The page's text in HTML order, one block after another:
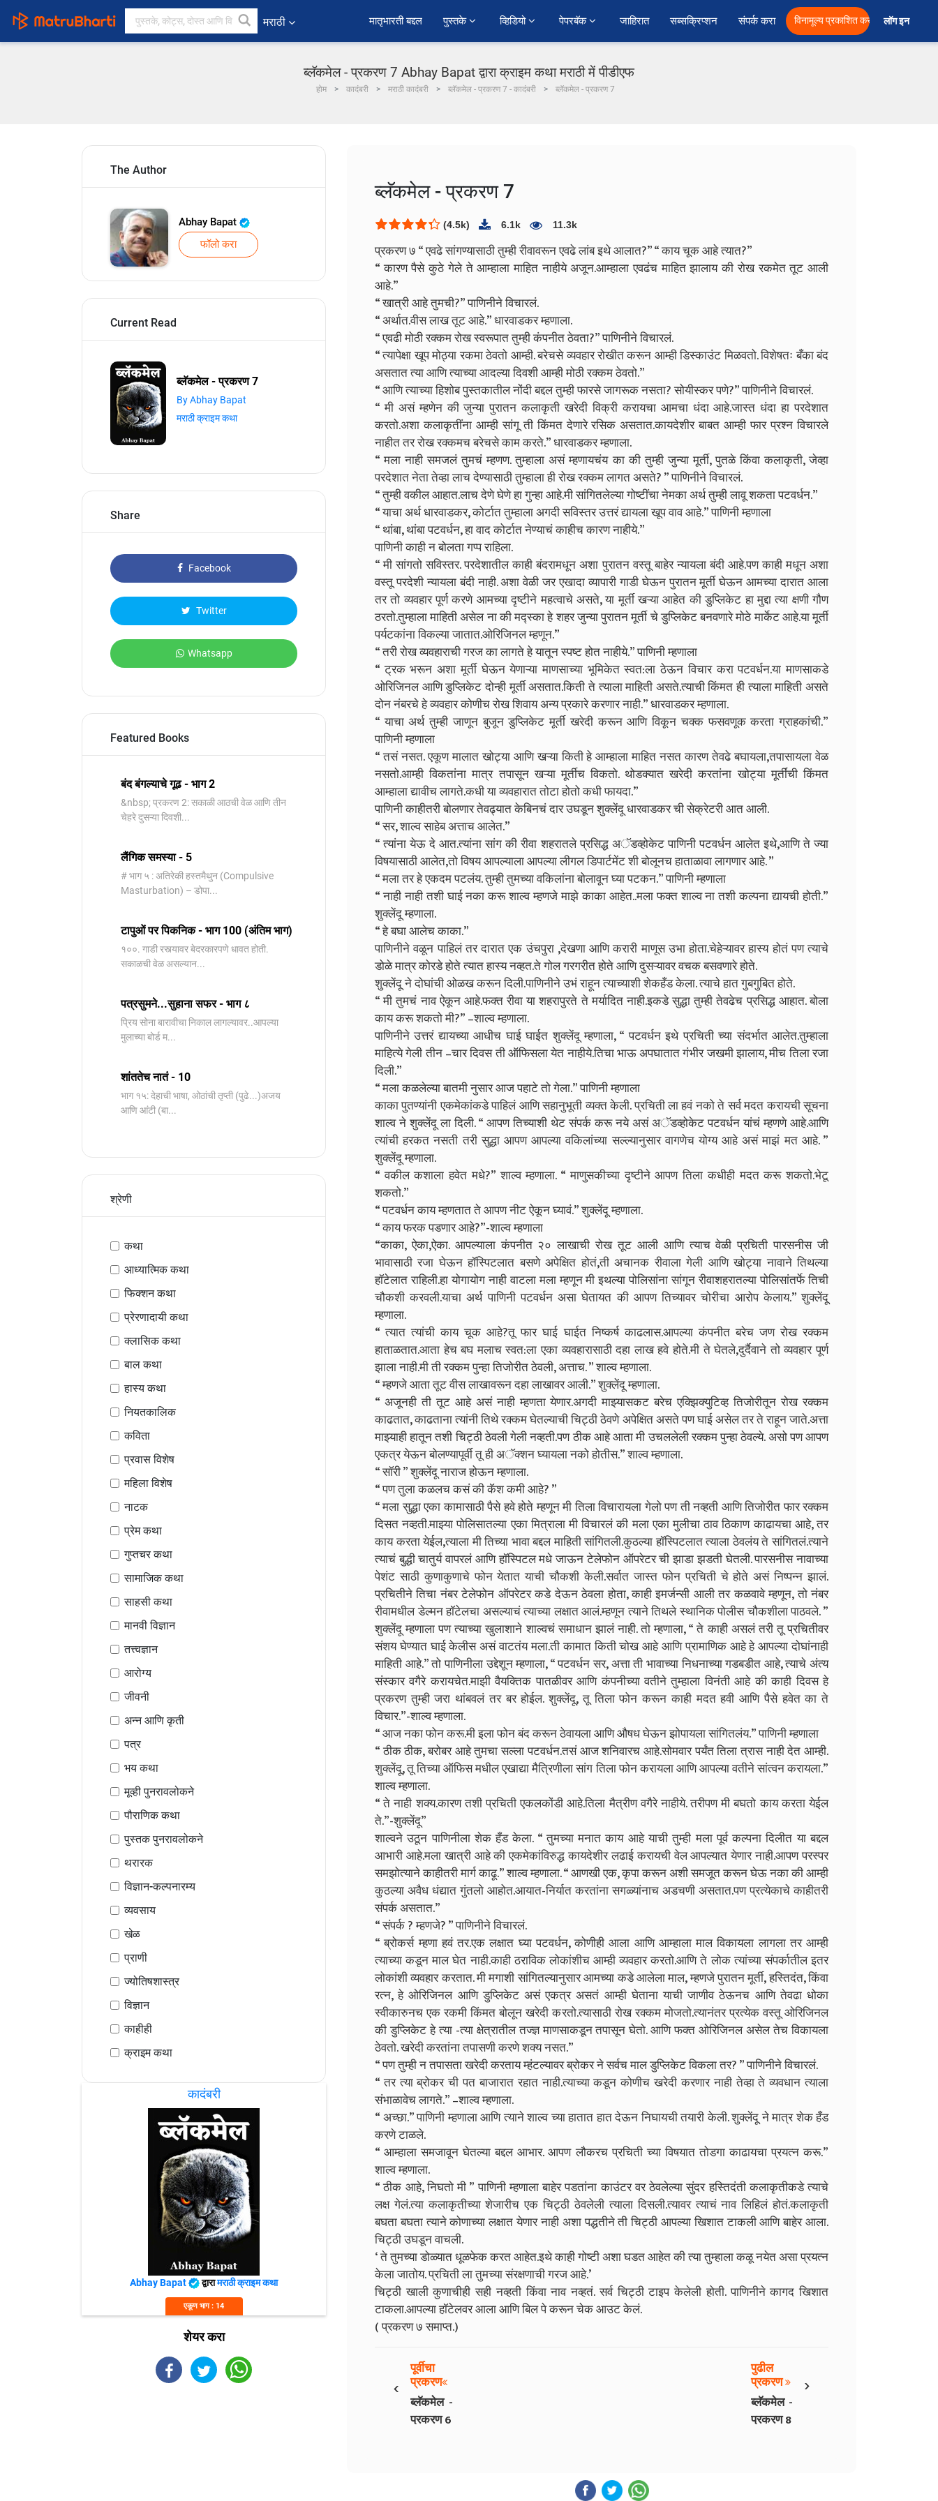
मराठी ﻿मातृभारती बद्दल पुस्तके व्हिडियो पेपरबॅक जाहिरात सब्सक्रिप्शन संपर्क करा विनामूल्य प्रकाशित करा लॉग इन
ब्लॅकमेल - प्रकरण 7 Abhay Bapat द्वारा क्राइम कथा मराठी में पीडीएफ
होम कादंबरी मराठी कादंबरी ब्लॅकमेल - प्रकरण 7 - कादंबरी ब्लॅकमेल - प्रकरण 7
The Author
Abhay Bapat
फॉलो करा
Current Read
ब्लॅकमेल - प्रकरण 7
By Abhay Bapat
मराठी क्राइम कथा
Share
Facebook
Twitter
Whatsapp
Featured Books
बंद बंगल्याचे गूढ - भाग 2
&nbsp; प्रकरण 2: सकाळी आठची वेळ आणि तीन
चेहरे दुसऱ्या दिवशी...
लैंगिक समस्या - 5
# भाग ५ : अतिरेकी हस्तमैथुन (Compulsive
Masturbation) – डोपा...
टापुओं पर पिकनिक - भाग 100 (अंतिम भाग)
१००. गाडी रस्त्यावर बेदरकारपणे धावत होती.
सकाळची वेळ असल्यान...
पत्रसुमने...सुहाना सफर - भाग ८
प्रिय सोना बारावीचा निकाल लागल्यावर..आपल्या
मुलाच्या बोर्ड म...
शांततेच नातं - 10
भाग १५: देहाची भाषा, ओठांची तृप्ती (पुढे...)अजय
आणि आंटी (बा...
श्रेणी
कथा
आध्यात्मिक कथा
फिक्शन कथा
प्रेरणादायी कथा
क्लासिक कथा
बाल कथा
हास्य कथा
नियतकालिक
कविता
प्रवास विशेष
महिला विशेष
नाटक
प्रेम कथा
गुप्तचर कथा
सामाजिक कथा
साहसी कथा
मानवी विज्ञान
तत्त्वज्ञान
आरोग्य
जीवनी
अन्न आणि कृती
पत्र
भय कथा
मूव्ही पुनरावलोकने
पौराणिक कथा
पुस्तक पुनरावलोकने
थरारक
विज्ञान-कल्पनारम्य
व्यवसाय
खेळ
प्राणी
ज्योतिषशास्त्र
विज्ञान
काहीही
क्राइम कथा
कादंबरी
Abhay Bapat द्वारामराठी क्राइम कथा
एकूण भाग : 14
शेयर करा
ब्लॅकमेल - प्रकरण 7
(4.5k) 6.1k 11.3k
प्रकरण ७“ एवढे सांगण्यासाठी तुम्ही रीवावरून एवढे लांब इथे आलात?”“ काय चूक आहे त्यात?”
“ कारण पैसे कुठे गेले ते आम्हाला माहित नाहीये अजून.आम्हाला एवढंच माहित झालाय की रोख रकमेत तूट आली
आहे.”
“ खात्री आहे तुमची?” पाणिनीने विचारलं.
“ अर्थात.वीस लाख तूट आहे.” धारवाडकर म्हणाला.
“ एवढी मोठी रक्कम रोख स्वरूपात तुम्ही कंपनीत ठेवता?” पाणिनीने विचारलं.
“ त्यापेक्षा खूप मोठ्या रकमा ठेवतो आम्ही. बरेचसे व्यवहार रोखीत करून आम्ही डिस्काउंट मिळवतो. विशेषतः बँका बंद
असतात त्या आणि त्याच्या आदल्या दिवशी आम्ही मोठी रक्कम ठेवतो.”
“ आणि त्याच्या हिशोब पुस्तकातील नोंदी बद्दल तुम्ही फारसे जागरूक नसता? सोयीस्कर पणे?” पाणिनीने विचारलं.
“ मी असं म्हणेन की जुन्या पुरातन कलाकृती खरेदी विक्री करायचा आमचा धंदा आहे.जास्त धंदा हा परदेशात
करतो.अशा कलाकृतींना आम्ही सांगू ती किंमत देणारे रसिक असतात.कायदेशीर बाबत आम्ही फार प्रश्न विचारले
नाहीत तर रोख रक्कमच बरेचसे काम करते.” धारवाडकर म्हणाला.
“ मला नाही समजलं तुमचं म्हणण. तुम्हाला असं म्हणायचंय का की तुम्ही जुन्या मूर्ती, पुतळे किंवा कलाकृती, जेव्हा
परदेशात नेता तेव्हा लाच देण्यासाठी तुम्हाला ही रोख रक्कम लागत असते? ” पाणिनीने विचारलं.
“ तुम्ही वकील आहात.लाच देणे घेणे हा गुन्हा आहे.मी सांगितलेल्या गोष्टींचा नेमका अर्थ तुम्ही लावू शकता पटवर्धन.”
“ याचा अर्थ धारवाडकर, कोर्टात तुम्हाला अगदी सविस्तर उत्तरं द्यायला खूप वाव आहे.” पाणिनी म्हणाला
“ थांबा, थांबा पटवर्धन, हा वाद कोर्टात नेण्याचं काहीच कारण नाहीये.”
पाणिनी काही न बोलता गप्प राहिला.
“ मी सांगतो सविस्तर. परदेशातील काही बंदरामधून अशा पुरातन वस्तू बाहेर न्यायला बंदी आहे.पण काही मधून अशा
वस्तू परदेशी न्यायला बंदी नाही. अशा वेळी जर एखादा व्यापारी गाडी घेऊन पुरातन मूर्ती घेऊन आमच्या दारात आला
तर तो व्यवहार पूर्ण करणे आमच्या दृष्टीने महत्वाचे असते, या मूर्ती खऱ्या आहेत की डुप्लिकेट हा मुद्दा त्या क्षणी गौण
ठरतो.तुम्हाला माहिती असेल ना की मद्स्का हे शहर जुन्या पुरातन मूर्ती चे डुप्लिकेट बनवणारे मोठे मार्केट आहे.या मूर्ती
पर्यटकांना विकल्या जातात.ओरिजिनल म्हणून.”
“ तरी रोख व्यवहाराची गरज का लागते हे यातून स्पष्ट होत नाहीये.” पाणिनी म्हणाला
“ ट्रक भरून अशा मूर्ती घेऊन येणाऱ्या माणसाच्या भूमिकेत स्वत:ला ठेऊन विचार करा पटवर्धन.या माणसाकडे
ओरिजिनल आणि डुप्लिकेट दोन्ही मूर्ती असतात.किती ते त्याला माहिती असते.त्याची किंमत ही त्याला माहिती असते
दोन नंबरचे हे व्यवहार कोणीच रोख शिवाय अन्य प्रकारे करणार नाही.” धारवाडकर म्हणाला.
“ याचा अर्थ तुम्ही जाणून बुजून डुप्लिकेट मूर्ती खरेदी करून आणि विकून चक्क फसवणूक करता ग्राहकांची.”
पाणिनी म्हणाला
“ तसं नसत. एकूण मालात खोट्या आणि खऱ्या किती हे आम्हाला माहित नसत कारण तेवढे बघायला,तपासायला वेळ
नसतो.आम्ही विकतांना मात्र तपासून खऱ्या मूर्तीच विकतो. थोडक्यात खरेदी करतांना खोट्या मूर्तींची किंमत
आम्हाला द्यावीच लागते.कधी या व्यवहारात तोटा होतो कधी फायदा.”
पाणिनी काहीतरी बोलणार तेवढ्यात केबिनचं दार उघडून शुक्लेंदू धारवाडकर ची सेक्रेटरी आत आली.
“ सर, शाल्व साहेब अत्ताच आलेत.”
“ त्यांना येऊ दे आत.त्यांना सांग की रीवा शहरातले प्रसिद्ध अॅडव्होकेट पाणिनी पटवर्धन आलेत इथे,आणि ते ज्या
विषयासाठी आलेत,तो विषय आपल्याला आपल्या लीगल डिपार्टमेंट शी बोलूनच हाताळावा लागणार आहे. ”
“ मला तर हे एकदम पटलंय. तुम्ही तुमच्या वकिलांना बोलावून घ्या पटकन.” पाणिनी म्हणाला
“ नाही नाही तशी घाई नका करू शाल्व म्हणजे माझे काका आहेत..मला फक्त शाल्व ना तशी कल्पना द्यायची होती.”
शुक्लेंदू म्हणाला.
“ हे बघा आलेच काका.”
पाणिनीने वळून पाहिलं तर दारात एक उंचपुरा ,देखणा आणि करारी माणूस उभा होता.चेहेऱ्यावर हास्य होतं पण त्याचे
डोळे मात्र कोरडे होते त्यात हास्य नव्हत.ते गोल गरगरीत होते आणि दुसऱ्यावर वचक बसवणारे होते.
शुक्लेंदू ने दोघांची ओळख करून दिली.पाणिनीने उभं राहून त्याच्याशी शेकहँड केला. त्याचे हात गुबगुबित होते.
“ मी तुमचं नाव ऐकून आहे.फक्त रीवा या शहरापुरते ते मर्यादित नाही.इकडे सुद्धा तुम्ही तेवढेच प्रसिद्ध आहात. बोला
काय करू शकतो मी?” –शाल्व म्हणाला.
पाणिनीने उत्तरं द्यायच्या आधीच घाई घाईत शुक्लेंदू म्हणाला, “ पटवर्धन इथे प्रचिती च्या संदर्भात आलेत.तुम्हाला
माहित्ये गेली तीन –चार दिवस ती ऑफिसला येत नाहीये.तिचा भाऊ अपघातात गंभीर जखमी झालाय, मीच तिला रजा
दिली.”
“ मला कळलेल्या बातमी नुसार आज पहाटे तो गेला.” पाणिनी म्हणाला
काका पुतण्यांनी एकमेकांकडे पाहिलं आणि सहानुभूती व्यक्त केली. प्रचिती ला हवं नको ते सर्व मदत करायची सूचना
शाल्व ने शुक्लेंदू ला दिली. “ आपण तिच्याशी थेट संपर्क करू नये असं अॅडव्होकेट पटवर्धन यांचं म्हणणे आहे.आणि
त्यांची हरकत नसती तरी सुद्धा आपण आपल्या वकिलांच्या सल्ल्यानुसार वागणेच योग्य आहे असं माझं मत आहे. ”
शुक्लेंदू म्हणाला.
“ वकील कशाला हवेत मधे?” शाल्व म्हणाला. “ माणुसकीच्या दृष्टीने आपण तिला कधीही मदत करू शकतो.भेटू
शकतो.”
“ पटवर्धन काय म्हणतात ते आपण नीट ऐकून घ्यावं.” शुक्लेंदू म्हणाला.
“ काय फरक पडणार आहे?”-शाल्व म्हणाला
“काका, ऐका,ऐका. आपल्याला कंपनीत २० लाखाची रोख तूट आली आणि त्याच वेळी प्रचिती पारसनीस जी
भावासाठी रजा घेऊन हॉस्पिटलात बसणे अपेक्षित होतं,ती अचानक रीवाला गेली आणि खोट्या नावाने तिथल्या
हॉटेलात राहिली.हा योगायोग नाही वाटला मला म्हणून मी इथल्या पोलिसांना सांगून रीवाशहरातल्या पोलिसांतर्फे तिची
चौकशी करवली.याचा अर्थ पाणिनी पटवर्धन असा घेतायत की आपण तिच्यावर चोरीचा आरोप केलाय.” शुक्लेंदू
म्हणाला.
“ त्यात त्यांची काय चूक आहे?तू फार घाई घाईत निष्कर्ष काढलास.आपल्या कंपनीत बरेच जण रोख रक्कम
हाताळतात.आता हेच बघ मलाच स्वत:ला एका व्यवहारासाठी दहा लाख हवे होते.मी ते घेतले,दुर्दैवाने तो व्यवहार पूर्ण
झाला नाही.मी ती रक्कम पुन्हा तिजोरीत ठेवली, अत्ताच. ” शाल्व म्हणाला.
“ म्हणजे आता तूट वीस लाखावरून दहा लाखावर आली.” शुक्लेंदू म्हणाला.
“ अजूनही ती तूट आहे असं नाही म्हणता येणार.अगदी माझ्यासकट बरेच एक्झिक्युटिव्ह तिजोरीतून रोख रक्कम
काढतात, काढताना त्यांनी तिथे रक्कम घेतल्याची चिट्ठी ठेवणे अपेक्षित असते पण घाई असेल तर ते राहून जाते.अत्ता
माझ्याही हातून तशी चिट्ठी ठेवली गेली नव्हती.पण ठीक आहे आता मी उचललेली रक्कम पुन्हा ठेवल्ये. असो पण आपण
एकत्र येऊन बोलण्यापूर्वी तू ही अॅक्शन घ्यायला नको होतीस.” शाल्व म्हणाला.
“ सॉरी ” शुक्लेंदू नाराज होऊन म्हणाला.
“ पण तुला कळलच कसं की कॅश कमी आहे? ”
“ मला सुद्धा एका कामासाठी पैसे हवे होते म्हणून मी तिला विचारायला गेलो पण ती नव्हती आणि तिजोरीत फार रक्कम
दिसत नव्हती.माझ्या पोलिसातल्या एका मित्राला मी विचारलं की मला एका मुलीचा ठाव ठिकाण काढायचा आहे, तर
काय करता येईल,त्याला मी तिच्या भावा बद्दल माहिती सांगितली.कुठल्या हॉस्पिटलात त्याला ठेवलंय ते सांगितलं.त्याने
त्याचं बुद्धी चातुर्य वापरलं आणि हॉस्पिटल मधे जाऊन टेलेफोन ऑपरेटर ची झाडा झडती घेतली. पारसनीस नावाच्या
पेशंट साठी कुणाकुणाचे फोन येतात याची चौकशी केली.सर्वात जास्त फोन प्रचिती चे होते असं निष्पन्न झालं.
प्रचितीने तिचा नंबर टेलेफोन ऑपरेटर कडे देऊन ठेवला होता, काही इमर्जन्सी आली तर कळवावे म्हणून, तो नंबर
रीवामधील डेल्मन हॉटेलचा असल्याचं त्याच्या लक्षात आलं.म्हणून त्याने तिथले स्थानिक पोलीस चौकशीला पाठवले. ”
शुक्लेंदू म्हणाला पण त्याच्या खुलाशाने शाल्वचं समाधान झालं नाही. तो म्हणाला, “ ते काही असलं तरी तू प्रचितीवर
संशय घेण्यात घाई केलीस असं वाटतंय मला.ती कामात किती चोख आहे आणि प्रामाणिक आहे हे आपल्या दोघांनाही
माहिती आहे.” तो पाणिनीला उद्देशून म्हणाला, “ पटवर्धन सर, अत्ता ती भावाच्या निधनाच्या गडबडीत आहे, त्याचे अंत्य
संस्कार वगैरे करायचेत.माझी वैयक्तिक पातळीवर आणि कंपनीच्या वतीने तुम्हाला विनंती आहे की काही दिवस हे
प्रकरण तुम्ही जरा थांबवलं तर बर होईल. शुक्लेंदू, तू तिला फोन करून काही मदत हवी आणि पैसे हवेत का ते
विचार.”-शाल्व म्हणाला.
“ आज नका फोन करू.मी इला फोन बंद करून ठेवायला आणि औषध घेऊन झोपायला सांगितलंय.” पाणिनी म्हणाला
“ ठीक ठीक, बरोबर आहे तुमचा सल्ला पटवर्धन.तसं आज शनिवारच आहे.सोमवार पर्यंत तिला त्रास नाही देत आम्ही.
शुक्लेंदू, तू तिच्या ऑफिस मधील एखाद्या मैत्रिणीला सांग तिला फोन करायला आणि आपल्या वतीने सांत्वन करायला.”
शाल्व म्हणाला.
“ ते नाही शक्य.कारण तशी प्रचिती एकलकोंडी आहे.तिला मैत्रीण वगैरे नाहीये. तरीपण मी बघतो काय करता येईल
ते.”-शुक्लेंदू”
शाल्वने उठून पाणिनीला शेक हँड केला. “ तुमच्या मनात काय आहे याची तुम्ही मला पूर्व कल्पना दिलीत या बद्दल
आभारी आहे.मला खात्री आहे की एकमेकांविरुद्ध कायदेशीर लढाई करायची वेल आपल्यात येणार नाही.आपण परस्पर
समझोत्याने काहीतरी मार्ग काढू.” शाल्व म्हणाला. “ आणखी एक, कृपा करून अशी समजूत करून घेऊ नका की आम्ही
कुठल्या अवैध धंद्यात गुंतलो आहोत.आयात-निर्यात करतांना सगळ्यांनाच अडचणी असतात.पण प्रत्येकाचे काहीतरी
संपर्क असतात.”
“ संपर्क ? म्हणजे? ” पाणिनीने विचारलं.
“ ब्रोकर्स म्हणा हवं तर.एक लक्षात घ्या पटवर्धन, कोणीही आला आणि आम्हाला माल विकायला लागला तर आम्ही
त्याच्या कडून माल घेत नाही.काही ठराविक लोकांशीच आम्ही व्यवहार करतो.आणि ते लोक त्यांच्या संपर्कातील इतर
लोकांशी व्यवहार करतात. मी मगाशी सांगितल्यानुसार आमच्या कडे आलेला माल, म्हणजे पुरातन मूर्ती, हस्तिदंत, किंवा
रत्न, हे ओरिजिनल आणि डुप्लिकेट असं एकत्र असतं आम्ही घेताना याची जाणीव ठेऊनच आणि तेवढा धोका
स्वीकारुनच एक रकमी किंमत बोलून खरेदी करतो.त्यासाठी रोख रक्कम मोजतो.त्यानंतर प्रत्येक वस्तू ओरिजिनल
की डुप्लिकेट हे त्या -त्या क्षेत्रातील तज्ज्ञ माणसाकडून तपासून घेतो. आणि फक्त ओरिजिनल असेल तेच विकायला
ठेवतो. खरेदी करतांना तपासणी करणे शक्य नसत.”
“ पण तुम्ही न तपासता खरेदी करताय म्हंटल्यावर ब्रोकर ने सर्वच माल डुप्लिकेट विकला तर? ” पाणिनीने विचारलं.
“ तर त्या ब्रोकर ची पत बाजारात रहात नाही.त्याच्या कडून कोणीच खरेदी करणार नाही तेव्हा ते व्यवधान त्याला
संभाळावेच लागते.” –शाल्व म्हणाला.
“ अच्छा.” पाणिनी म्हणाला आणि त्याने शाल्व च्या हातात हात देऊन निघायची तयारी केली. शुक्लेंदू ने मात्र शेक हँड
करणे टाळले.
“ आम्हाला समजावून घेतल्या बद्दल आभार. आपण लौकरच प्रचिती च्या विषयात तोडगा काढायचा प्रयत्न करू.”
शाल्व म्हणाला.
“ ठीक आहे, निघतो मी ” पाणिनी म्हणाला बाहेर पडतांना काउंटर वर ठेवलेल्या सुंदर हस्तिदंती कलाकृतीकडे त्याचे
लक्ष गेलं.त्या कलाकृतीच्या शेजारीच एक चिट्ठी ठेवलेली त्याला दिसली.त्यावर त्याचं नाव लिहिलं होतं.कलाकृती
बघता बघता त्याने कोणाच्या लक्षात येणार नाही अशा पद्धतीने ती चिट्ठी आपल्या खिशात टाकली आणि बाहेर आला.
चिट्ठी उघडून वाचली.
‘ ते तुमच्या डोळ्यात धूळफेक करत आहेत.इथे काही गोष्टी अशा घडत आहेत की त्या तुम्हाला कळू नयेत असा प्रयत्न
केला जातोय. प्रचिती ला तुमच्या संरक्षणाची गरज आहे.’
चिट्ठी खाली कुणाचीही सही नव्हती किंवा नाव नव्हतं. सर्व चिट्ठी टाइप केलेली होती. पाणिनीने कागद खिशात
टाकला.आपल्या हॉटेलवर आला आणि बिल पे करून चेक आउट केलं.
( प्रकरण ७ समाप्त.)
‹
पूर्वीचा
प्रकरण
ब्लॅकमेल -
प्रकरण 6
›
पुढील
प्रकरण
ब्लॅकमेल -
प्रकरण 8